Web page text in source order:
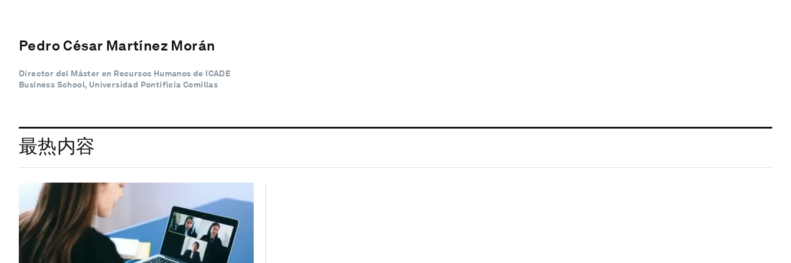
Pedro César Martínez Morán
Director del Máster en Recursos Humanos de ICADE
Business School, Universidad Pontificia Comillas
最热内容